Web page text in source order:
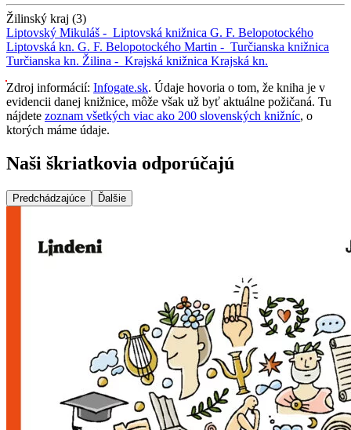
Žilinský kraj (3)
Liptovský Mikuláš - Liptovská knižnica G. F. Belopotockého
Liptovská kn. G. F. Belopotockého Martin - Turčianska knižnica
Turčianska kn. Žilina - Krajská knižnica Krajská kn.
Zdroj informácií: Infogate.sk. Údaje hovoria o tom, že kniha je v
evidencii danej knižnice, môže však už byť aktuálne požičaná. Tu
nájdete zoznam všetkých viac ako 200 slovenských knižníc, o
ktorých máme údaje.
Naši škriatkovia odporúčajú
Predchádzajúce Ďalšie